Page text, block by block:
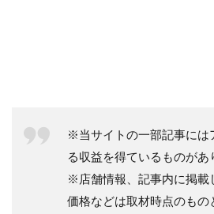
※当サイトの一部記事には
る収益を得ているものがあ
※店舗情報、記事内に掲載
価格などは取材時点のもの